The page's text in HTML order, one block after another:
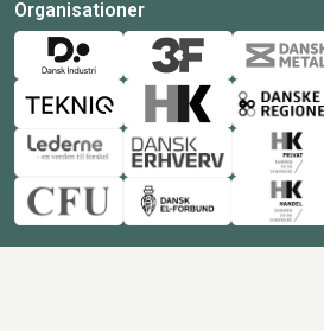
Organisationer